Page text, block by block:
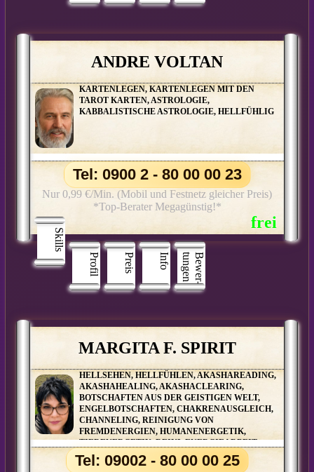
ANDRE VOLTAN
KARTENLEGEN, KARTENLEGEN MIT DEN
TAROT KARTEN, ASTROLOGIE,
KABBALISTISCHE ASTROLOGIE, HELLFÜHLIG
Skills
Profil
Preis Info B
e
w
e
r
­
t
u
n
g
e
n
Tel: 0900 2 - 80 00 00 23
Nur 0,99 €/Min. (Mobil und Festnetz gleicher Preis)
*Top-Berater Megagünstig!*
MARGITA F. SPIRIT
HELLSEHEN, HELLFÜHLEN, AKASHAREADING,
AKASHAHEALING, AKASHACLEARING,
BOTSCHAFTEN AUS DER GEISTIGEN WELT,
ENGELBOTSCHAFTEN, CHAKRENAUSGLEICH,
CHANNELING, REINIGUNG VON
FREMDENERGIEN, HUMANENERGETIK,
TIERENERGETIK, REIKI, ENERGIEARBEIT,
TIERKOMMUNIKATION, AURAREINIGUNG,
KARMAREINIGUNG, LICHTARBEIT, KARMISCHE
Tel: 09002 - 80 00 00 25